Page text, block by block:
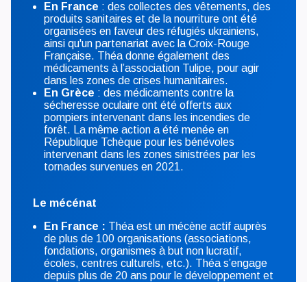
En France : des collectes des vêtements, des
produits sanitaires et de la nourriture ont été
organisées en faveur des réfugiés ukrainiens,
ainsi qu'un partenariat avec la Croix-Rouge
Française. Théa donne également des
médicaments à l’association Tulipe, pour agir
dans les zones de crises humanitaires.
En Grèce : des médicaments contre la
sécheresse oculaire ont été offerts aux
pompiers intervenant dans les incendies de
forêt. La même action a été menée en
République Tchèque pour les bénévoles
intervenant dans les zones sinistrées par les
tornades survenues en 2021.
Le mécénat
En France : Théa est un mécène actif auprès
de plus de 100 organisations (associations,
fondations, organismes à but non lucratif,
écoles, centres culturels, etc.). Théa s’engage
depuis plus de 20 ans pour le développement et